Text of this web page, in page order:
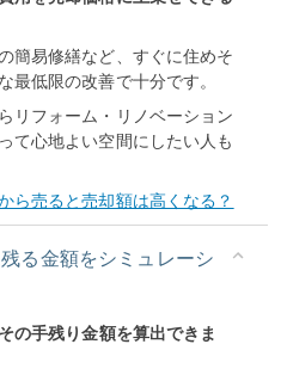
簡易修繕など、すぐに住めそ
最低限の改善で十分です。
リフォーム・リノベーション
て心地よい空間にしたい人も
ら売ると売却額は高くなる？
る金額をシミュレーシ
の手残り金額を算出できま